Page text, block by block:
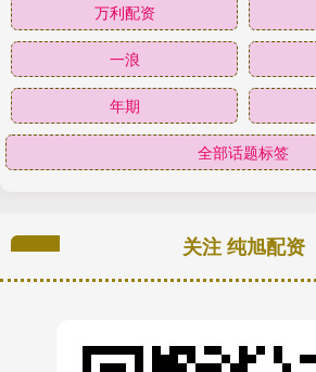
万利配资
一浪
年期
全部话题标签
关注 纯旭配资